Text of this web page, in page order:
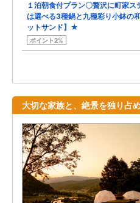
１泊朝食付プラン〇贅沢に町家ス
は選べる3種鍋と九種彩り小鉢の
ットサンド】★
ポイント2%
大切な家族と、絶景を独り占